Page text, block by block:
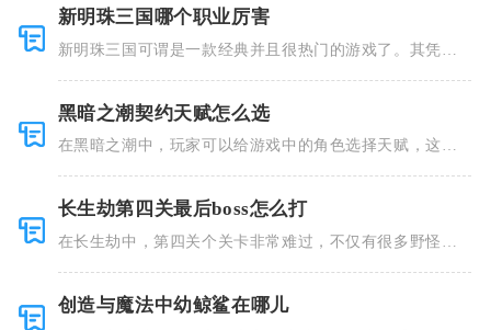
新明珠三国哪个职业厉害
新明珠三国可谓是一款经典并且很热门的游戏了。其凭借
黑暗之潮契约天赋怎么选
在黑暗之潮中，玩家可以给游戏中的角色选择天赋，这些
长生劫第四关最后boss怎么打
在长生劫中，第四关个关卡非常难过，不仅有很多野怪，
创造与魔法中幼鲸鲨在哪儿